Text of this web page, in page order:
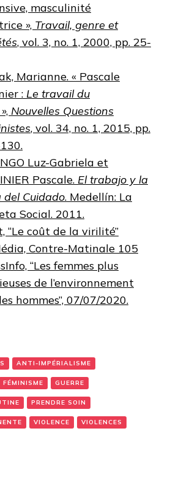
masculinité
», Travail, genre et
, vol. 3, no. 1, 2000, pp. 25-
Marianne. « Pascale
: Le travail du
», Nouvelles Questions
, vol. 34, no. 1, 2015, pp.
Luz-Gabriela et
Pascale. El trabajo y la
del Cuidado. Medellín: La
Social. 2011.
“Le coût de la virilité”
Contre-Matinale 105
“Les femmes plus
de l’environnement
hommes”, 07/07/2020.
ANTI-IMPÉRIALISME
FÉMINISME GUERRE
PRENDRE SOIN
VIOLENCE VIOLENCES